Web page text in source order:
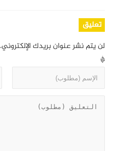
تعليق
لن يتم نشر عنوان بريدك الإلكتروني.
*